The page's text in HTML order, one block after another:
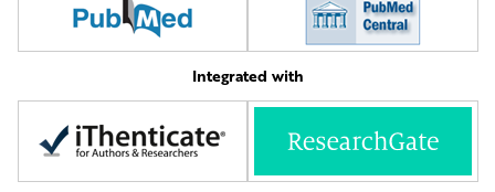
Integrated with